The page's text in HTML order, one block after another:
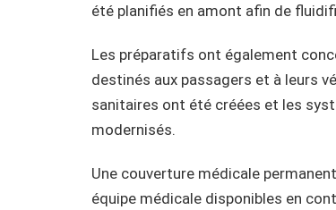
été planifiés en amont afin de
Les préparatifs ont également
destinés aux passagers et à leurs
sanitaires ont été créées et les
modernisés.
Une couverture médicale
équipe médicale disponibles en